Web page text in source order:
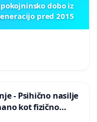
dobo iz
pred 2015
- Psihično nasilje
kot fizično